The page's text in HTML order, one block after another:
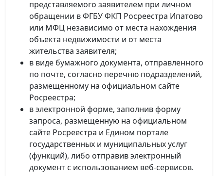
представляемого заявителем при личном
обращении в ФГБУ ФКП Росреестра Ипатово
или МФЦ независимо от места нахождения
объекта недвижимости и от места
жительства заявителя;
в виде бумажного документа, отправленного
по почте, согласно перечню подразделений,
размещенному на официальном сайте
Росреестра;
в электронной форме, заполнив форму
запроса, размещенную на официальном
сайте Росреестра и Едином портале
государственных и муниципальных услуг
(функций), либо отправив электронный
документ с использованием веб-сервисов.